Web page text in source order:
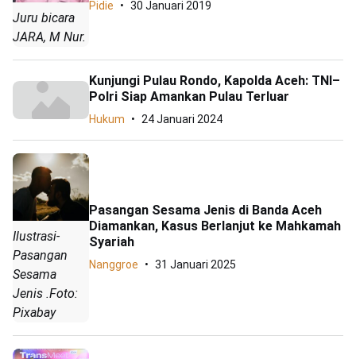
Juru bicara
JARA, M Nur.
Pidie 30 Januari 2019
Kunjungi Pulau Rondo, Kapolda Aceh: TNI–
Polri Siap Amankan Pulau Terluar
Hukum 24 Januari 2024
Ilustrasi-
Pasangan
Sesama
Jenis .Foto:
Pixabay
Pasangan Sesama Jenis di Banda Aceh
Diamankan, Kasus Berlanjut ke Mahkamah
Syariah
Nanggroe 31 Januari 2025